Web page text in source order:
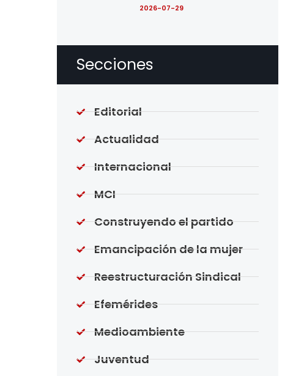
2026-07-29
Secciones
Editorial
Actualidad
Internacional
MCI
Construyendo el partido
Emancipación de la mujer
Reestructuración Sindical
Efemérides
Medioambiente
Juventud